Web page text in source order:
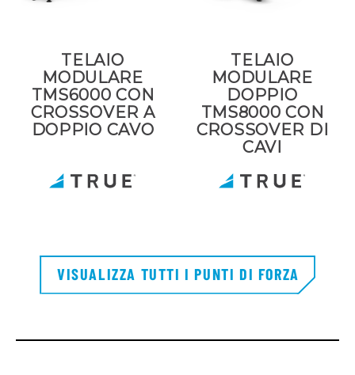
TELAIO
MODULARE
TMS6000 CON
CROSSOVER A
DOPPIO CAVO
TELAIO
MODULARE
DOPPIO
TMS8000 CON
CROSSOVER DI
CAVI
VISUALIZZA TUTTI I PUNTI DI FORZA